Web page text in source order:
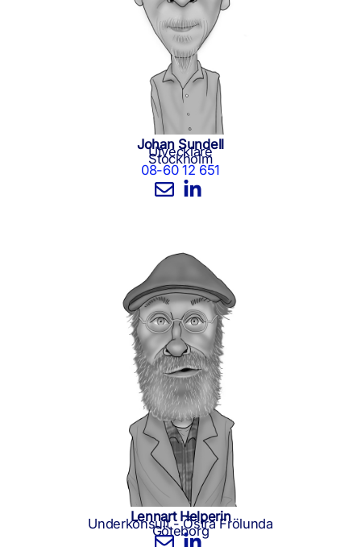
Johan Sundell
Utvecklare
Stockholm
08-60 12 651
Lennart Helperin
Underkonsult - Östra Frölunda
Göteborg